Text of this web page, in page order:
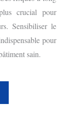
crucial pour
Sensibiliser le
pour
sain.